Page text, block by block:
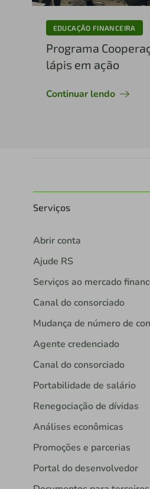
EDUCAÇÃO FINANCEIRA
Programa
lápis em ação
Continuar lendo
Serviços
Abrir conta
Ajude RS
Serviços ao mercado
Canal do consorciado
Mudança de número de
Agente credenciado
Canal do consorciado
Portabilidade de salário
Renegociação de dívidas
Análises econômicas
Promoções e parcerias
Portal do desenvolvedor